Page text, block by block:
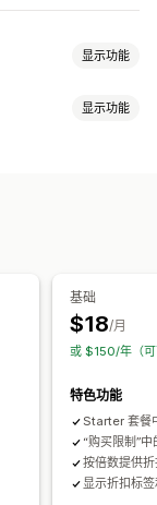
显示功能
显示功能
牌营销
基础
$18/月
或 $150/年（
特色功能
Starter 套餐
“购买限制”
按倍数提供
显示折扣标